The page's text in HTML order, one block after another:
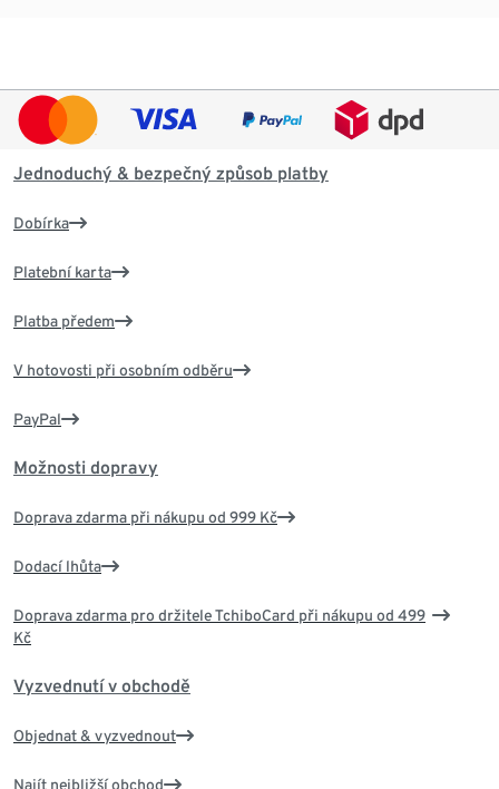
Jednoduchý & bezpečný způsob platby
Dobírka
Platební karta
Platba předem
V hotovosti při osobním odběru
PayPal
Možnosti dopravy
Doprava zdarma při nákupu od 999 Kč
Dodací lhůta
Doprava zdarma pro držitele TchiboCard při nákupu od 499
Kč
Vyzvednutí v obchodě
Objednat & vyzvednout
Najít nejbližší obchod